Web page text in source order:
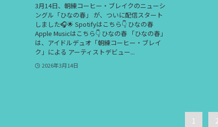
3月14日、朝練コーヒー・ブレイクのニューシ
ングル「ひなの春」 が、ついに配信スタート
しました🎧🌟 Spotifyはこちら👇 ひなの春
Apple Musicはこちら👇 ひなの春 「ひなの春」
は、アイドルデュオ「朝練コーヒー・ブレイ
ク」による アーティストデビュー...
2026年3月14日
1 2